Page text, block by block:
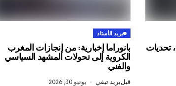
تحديات
بريد الأستاذ
بانوراما إخبارية: من إنجازات المغرب
الكروية إلى تحولات المشهد السياسي
والفني
قبلبريد تيفي يونيو 30, 2026